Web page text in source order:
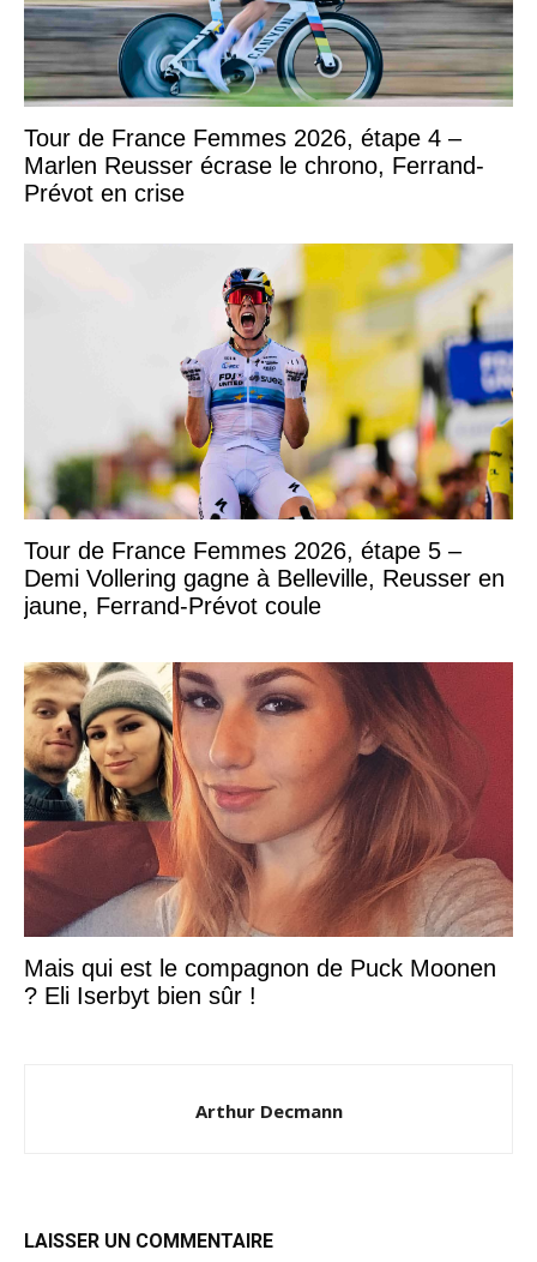
Tour de France Femmes 2026, étape 4 –
Marlen Reusser écrase le chrono, Ferrand-
Prévot en crise
Tour de France Femmes 2026, étape 5 –
Demi Vollering gagne à Belleville, Reusser en
jaune, Ferrand-Prévot coule
Mais qui est le compagnon de Puck Moonen
? Eli Iserbyt bien sûr !
Arthur Decmann
LAISSER UN COMMENTAIRE